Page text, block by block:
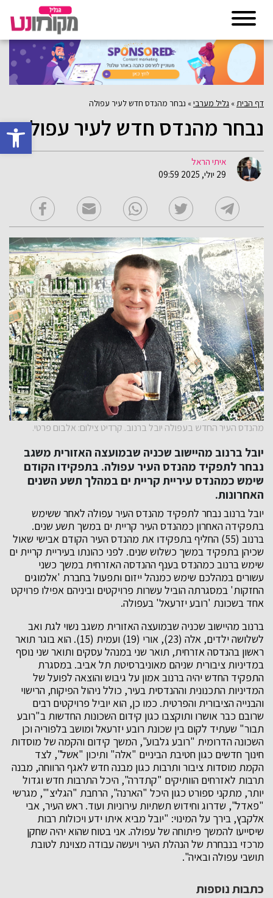
פתח
דף הבית » גליל מערבי» נבחר מהנדס חדש לעיר עפולה
נבחר מהנדס חדש לעיר עפולה
איתי הראל
29 יולי, 2025 09:59
מהנדס העיר החדש בעפולה יובל ברנוב. קרדיט צילום: אלבום פרטי.
יובל ברנוב מהיישוב שכניה שבמועצה האזורית משגב
נבחר לתפקיד מהנדס העיר עפולה. בתפקידו הקודם
שימש כמהנדס עיריית קריית ים במהלך תשע השנים
האחרונות.
יובל ברנוב נבחר לתפקיד מהנדס העיר עפולה לאחר ששימש
בתפקידה האחרון כמהנדס העיר קריית ים במשך תשע שנים.
ברנוב (55) החליף בתפקידו את מהנדס העיר הקודם אבישי שאול
שכיהן בתפקיד במשך כשלוש שנים. לפני כהונתו בעיריית קריית ים
שימש ברנוב כמהנדס בענף ההנדסה האזרחית במשך כשני
עשורים במהלכם שימש כמנהל ייזום ותפעול בחברת 'אלמוגים
החזקות' במסגרתה הוביל עשרות פרויקטים וביניהם אפילו פרויקט
אחד בשכונת 'רובע יזרעאל' בעפולה.
ברנוב מהיישוב שכניה שבמועצה האזורית משגב נשוי לגת ואב
לשלושה ילדים, אלה (23), אורי (19) ועמית (15). הוא בוגר תואר
ראשון בהנדסה אזרחית, תואר שני במנהל עסקים ותואר שני נוסף
במדיניות ציבורית שניהם מאוניברסיטת תל אביב. במסגרת
התפקיד החדש יהיה ברנוב אמון על גיבוש והוצאה לפועל של
המדיניות התכנונית וההנדסית בעיר, כולל ניהול הפיקוח, הרישוי
והבנייה הציבורית והפרטית. כמו כן, הוא יוביל פרויקטים רבים
שרובם כבר אושרו ותוקצבו כגון קידום השכונות החדשות ב"רובע
תבור" שעתיד לקום בין שכונת רובע יזרעאל ומושב בלפוריה וכן
השכונה הדרומית "רובע גלבוע", המשך קידום והקמה של מוסדות
חינוך חדשים כגון חטיבת הביניים "אלה" ותיכון "אשל", לצד
הקמת מוסדות ציבור ותרבות כגון מבנה חדש לאגף הרווחה, מבנה
תרבות לאזרחים הוותיקים "קתדרה", היכל התרבות חדש וגדול
יותר, מתקני ספורט כגון היכל "הארנה", הרחבת "הגליצ'", מגרשי
"פאדל", שדרוג וחידוש תשתיות עירוניות ועוד. ראש העיר, אבי
אלקבץ, בירך על המינוי: "יובל מביא איתו ידע ויכולות רבות
שיסייעו להמשך פיתוחה של עפולה. אני בטוח שהוא יהיה שחקן
מרכזי בנבחרת של הנהלת העיר ויעשה עבודה מצוינת לטובת
תושבי עפולה ובאיה".
כתבות נוספות